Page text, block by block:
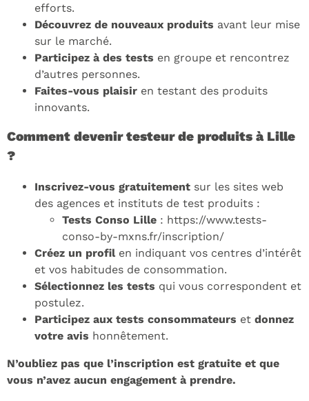
efforts.
Découvrez de nouveaux produits avant leur mise
sur le marché.
Participez à des tests en groupe et rencontrez
d’autres personnes.
Faites-vous plaisir en testant des produits
innovants.
Comment devenir testeur de produits à Lille
?
Inscrivez-vous gratuitement sur les sites web
des agences et instituts de test produits :
Tests Conso Lille : https://www.tests-
conso-by-mxns.fr/inscription/
Créez un profilen indiquant vos centres d’intérêt
et vos habitudes de consommation.
Sélectionnez les tests qui vous correspondent et
postulez.
Participez aux tests consommateurs et donnez
votre avis honnêtement.
N’oubliez pas que l’inscription est gratuite et que
vous n’avez aucun engagement à prendre.